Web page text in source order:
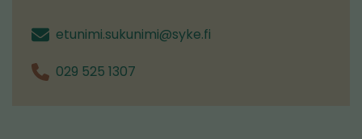
etunimi.sukunimi@syke.fi
029 525 1307